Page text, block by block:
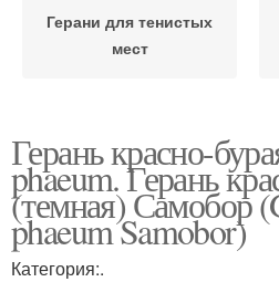
Герани для тенистых
мест
пеларгонии
Герань красно-
phaeum. Герань
(темная) Самобор
phaeum Samobor)
Категория:.